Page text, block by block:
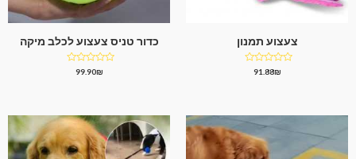
צעצוע תמנון
דורג 91.88₪
כדור טניס צעצוע לכלב מיקה
דורג 99.90₪